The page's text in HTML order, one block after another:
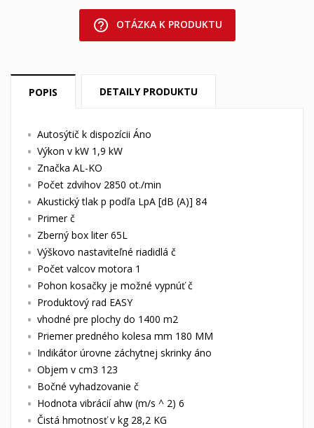
help_outline OTÁZKA K PRODUKTU
POPIS DETAILY PRODUKTU
Autosýtič k dispozícii Áno
Výkon v kW 1,9 kW
Značka AL-KO
Počet zdvihov 2850 ot./min
Akustický tlak p podľa LpA [dB (A)] 84
Primer č
Zberný box liter 65L
Výškovo nastaviteľné riadidlá č
Počet valcov motora 1
Pohon kosačky je možné vypnúť č
Produktový rad EASY
vhodné pre plochy do 1400 m2
Priemer predného kolesa mm 180 MM
Indikátor úrovne záchytnej skrinky áno
Objem v cm3 123
Bočné vyhadzovanie č
Hodnota vibrácií ahw (m/s ^ 2) 6
Čistá hmotnosť v kg 28,2 KG